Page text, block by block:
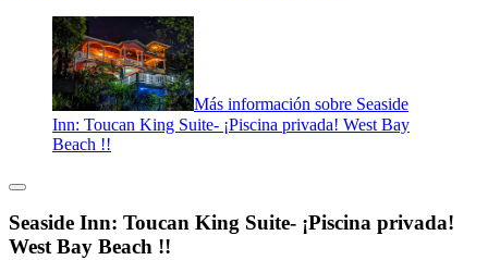
Más información sobre Seaside
Inn: Toucan King Suite- ¡Piscina privada! West Bay
Beach !!
Seaside Inn: Toucan King Suite- ¡Piscina privada!
West Bay Beach !!